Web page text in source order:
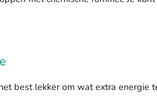
best lekker om wat extra